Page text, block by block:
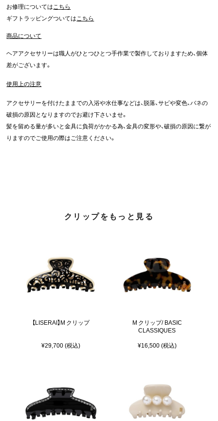
お修理についてはこちら
ギフトラッピングついてはこちら
商品について
ヘアアクセサリーは職人がひとつひとつ手作業で製作しておりますため、個体
差がございます。
使用上の注意
アクセサリーを付けたままでの入浴や水仕事などは、脱落、サビや変色、バネの
破損の原因となりますのでお避け下さいませ。
髪を留める量が多いと金具に負荷がかかる為、金具の変形や、破損の原因に繋が
りますのでご使用の際はご注意ください。
クリップをもっと見る
【LISERAI】M クリップ
¥29,700 (税込)
M クリップ/ BASIC
CLASSIQUES
¥16,500 (税込)